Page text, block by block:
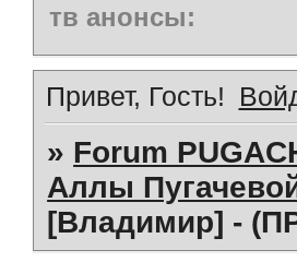
тв анонсы:
Привет, Гость!
» Forum
Аллы
[Владимир] -